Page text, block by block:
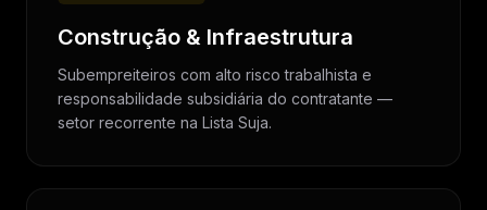
Construção & Infraestrutura
Subempreiteiros com alto risco trabalhista e
responsabilidade subsidiária do contratante —
setor recorrente na Lista Suja.